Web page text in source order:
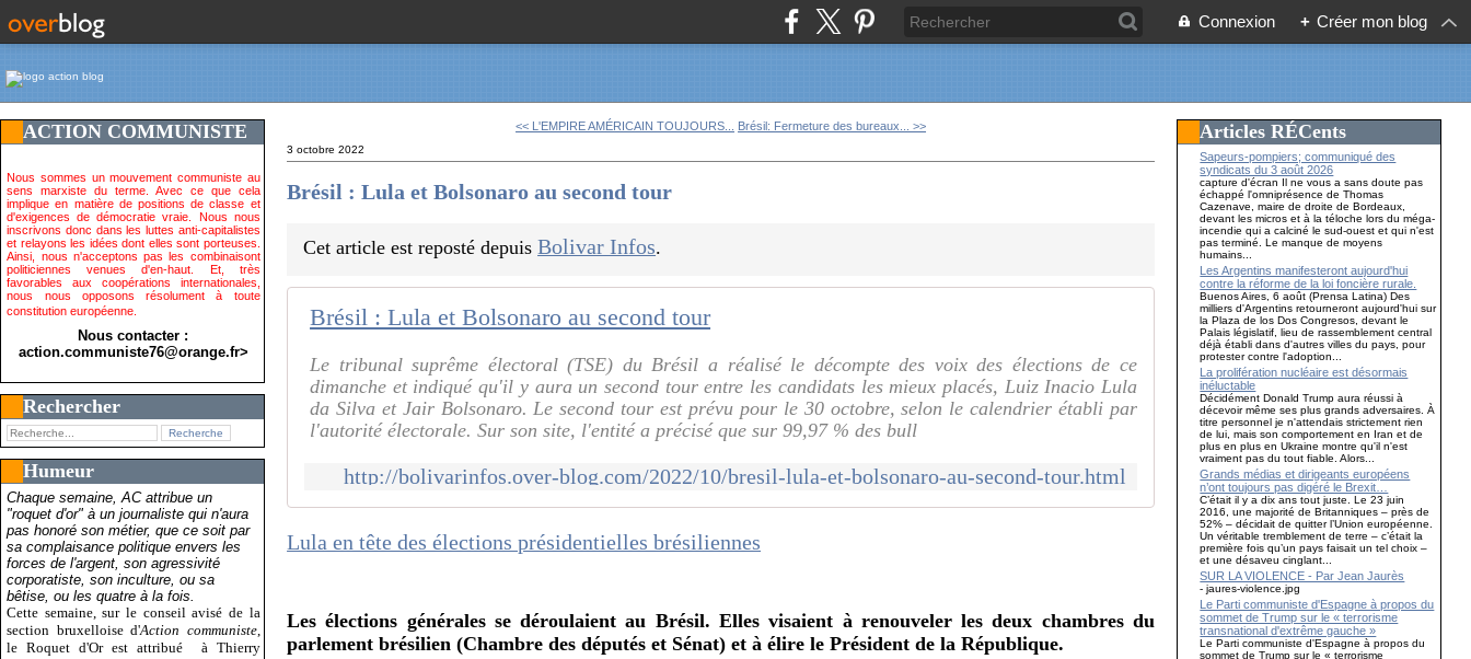
Connexion + Créer mon blog
ACTION COMMUNISTE
Nous sommes un mouvement communiste au
sens marxiste du terme. Avec ce que cela
implique en matière de positions de classe et
d'exigences de démocratie vraie. Nous nous
inscrivons donc dans les luttes anti-capitalistes
et relayons les idées dont elles sont porteuses.
Ainsi, nous n'acceptons pas les combinaisont
politiciennes venues d'en-haut. Et, très
favorables aux coopérations internationales,
nous nous opposons résolument à toute
constitution européenne.
Nous contacter :
action.communiste76@orange.fr>
Rechercher
Humeur
Chaque semaine, AC attribue un
"roquet d'or" à un journaliste qui n'aura
pas honoré son métier, que ce soit par
sa complaisance politique envers les
forces de l'argent, son agressivité
corporatiste, son inculture, ou sa
bêtise, ou les quatre à la fois.
Cette semaine, sur le conseil avisé de la
section bruxelloise d'Action communiste,
le Roquet d'Or est attribué
à Thierry
<< L'EMPIRE AMÉRICAIN TOUJOURS... Brésil: Fermeture des bureaux... >>
3 octobre 2022
Brésil : Lula et Bolsonaro au second tour
Cet article est reposté depuisBolivar Infos.
Brésil : Lula et Bolsonaro au second tour
Le tribunal suprême électoral (TSE) du Brésil a réalisé le décompte des voix des élections de ce
dimanche et indiqué qu'il y aura un second tour entre les candidats les mieux placés, Luiz Inacio Lula
da Silva et Jair Bolsonaro. Le second tour est prévu pour le 30 octobre, selon le calendrier établi par
l'autorité électorale. Sur son site, l'entité a précisé que sur 99,97 % des bull
http://bolivarinfos.over-blog.com/2022/10/bresil-lula-et-bolsonaro-au-second-tour.html
Lula en tête des élections présidentielles brésiliennes
Les élections générales se déroulaient au Brésil. Elles visaient à renouveler les deux chambres du
parlement brésilien (Chambre des députés et Sénat) et à élire le Président de la République.
Articles RÉCents
Sapeurs-pompiers; communiqué des
syndicats du 3 août 2026
capture d'écran Il ne vous a sans doute pas
échappé l'omniprésence de Thomas
Cazenave, maire de droite de Bordeaux,
devant les micros et à la téloche lors du méga-
incendie qui a calciné le sud-ouest et qui n'est
pas terminé. Le manque de moyens
humains...
Les Argentins manifesteront aujourd'hui
contre la réforme de la loi foncière rurale.
Buenos Aires, 6 août (Prensa Latina) Des
milliers d'Argentins retourneront aujourd'hui sur
la Plaza de los Dos Congresos, devant le
Palais législatif, lieu de rassemblement central
déjà établi dans d'autres villes du pays, pour
protester contre l'adoption...
La prolifération nucléaire est désormais
inéluctable
Décidément Donald Trump aura réussi à
décevoir même ses plus grands adversaires. À
titre personnel je n'attendais strictement rien
de lui, mais son comportement en Iran et de
plus en plus en Ukraine montre qu'il n'est
vraiment pas du tout fiable. Alors...
Grands médias et dirigeants européens
n’ont toujours pas digéré le Brexit…
C’était il y a dix ans tout juste. Le 23 juin
2016, une majorité de Britanniques – près de
52% – décidait de quitter l’Union européenne.
Un véritable tremblement de terre – c’était la
première fois qu’un pays faisait un tel choix –
et une désaveu cinglant...
SUR LA VIOLENCE - Par Jean Jaurès
- jaures-violence.jpg
Le Parti communiste d'Espagne à propos du
sommet de Trump sur le « terrorisme
transnational d'extrême gauche »
Le Parti communiste d'Espagne à propos du
sommet de Trump sur le « terrorisme